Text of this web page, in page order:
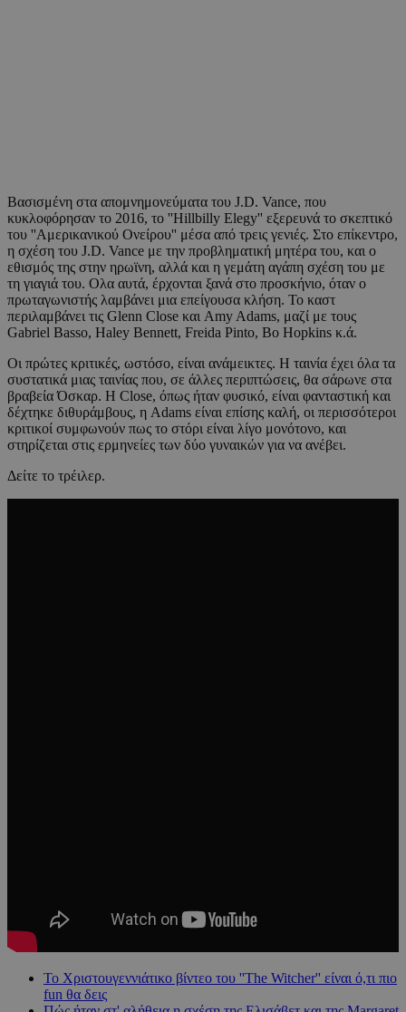
Βασισμένη στα απομνημονεύματα του J.D. Vance, που
κυκλοφόρησαν το 2016, το ''Hillbilly Elegy'' εξερευνά το σκεπτικό
του ''Αμερικανικού Ονείρου'' μέσα από τρεις γενιές. Στο επίκεντρο,
η σχέση του J.D. Vance με την προβληματική μητέρα του, και ο
εθισμός της στην ηρωϊνη, αλλά και η γεμάτη αγάπη σχέση του με
τη γιαγιά του. Ολα αυτά, έρχονται ξανά στο προσκήνιο, όταν ο
πρωταγωνιστής λαμβάνει μια επείγουσα κλήση. Το καστ
περιλαμβάνει τις Glenn Close και Amy Adams, μαζί με τους
Gabriel Basso, Haley Bennett, Freida Pinto, Bo Hopkins κ.ά.
Οι πρώτες κριτικές, ωστόσο, είναι ανάμεικτες. Η ταινία έχει όλα τα
συστατικά μιας ταινίας που, σε άλλες περιπτώσεις, θα σάρωνε στα
βραβεία Όσκαρ. Η Close, όπως ήταν φυσικό, είναι φανταστική και
δέχτηκε διθυράμβους, η Adams είναι επίσης καλή, οι περισσότεροι
κριτικοί συμφωνούν πως το στόρι είναι λίγο μονότονο, και
στηρίζεται στις ερμηνείες των δύο γυναικών για να ανέβει.
Δείτε το τρέιλερ.
To Χριστουγεννιάτικο βίντεο του ''The Witcher'' είναι ό,τι πιο
fun θα δεις